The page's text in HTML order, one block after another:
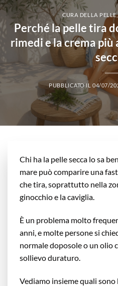
CURA DELLA PELLE
Perché la pelle tira
rimedi e la crema
PUBBLICATO IL04/07/
Chi ha la pelle secca lo sa
mare può comparire una
che tira, soprattutto nella
ginocchio e la caviglia.
È un problema molto
anni, e molte persone si
normale doposole o un olio
sollievo duraturo.
Vediamo insieme quali sono